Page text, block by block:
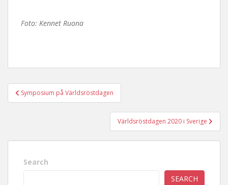
Foto: Kennet Ruona
Post
navigation
Symposium på Världsröstdagen
Världsröstdagen 2020 i Sverige
Search
SEARCH